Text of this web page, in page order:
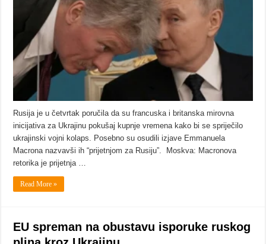
Rusija je u četvrtak poručila da su francuska i britanska mirovna
inicijativa za Ukrajinu pokušaj kupnje vremena kako bi se spriječilo
ukrajinski vojni kolaps. Posebno su osudili izjave Emmanuela
Macrona nazvavši ih “prijetnjom za Rusiju”. Moskva: Macronova
retorika je prijetnja …
Read More »
EU spreman na obustavu isporuke ruskog